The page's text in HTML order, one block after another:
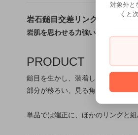
岩石鎚目交差リング
岩肌を思わせる力強い鎚目模様を
PRODUCT
鎚目を生かし、装着した際に意匠
部分が移ろい、見る角度によって
単品では端正に、ほかのリングと
対象外と
くと